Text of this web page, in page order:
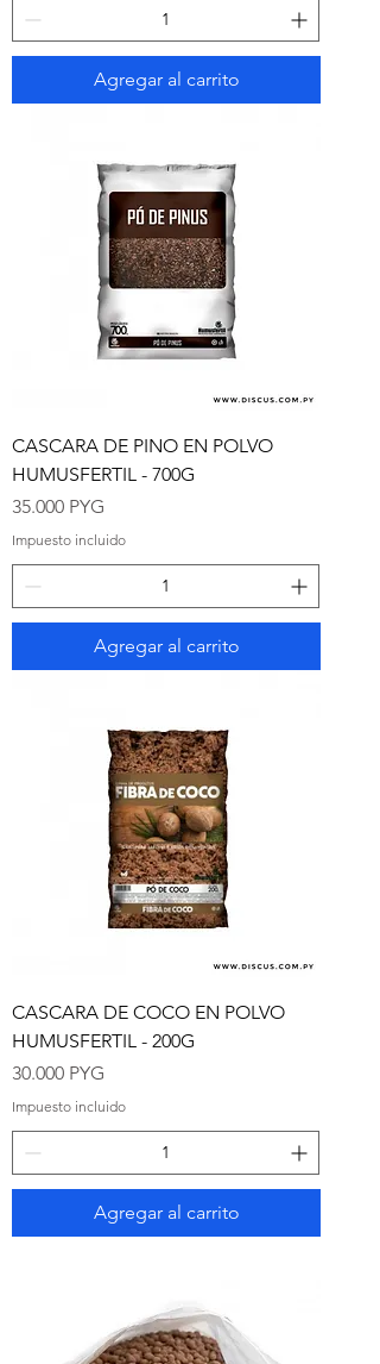
Agregar al carrito
CASCARA DE PINO EN POLVO
HUMUSFERTIL - 700G
Precio
35.000 PYG
Impuesto incluido
Agregar al carrito
CASCARA DE COCO EN POLVO
HUMUSFERTIL - 200G
Precio
30.000 PYG
Impuesto incluido
Agregar al carrito